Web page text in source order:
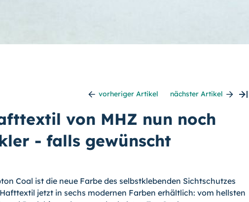
vorheriger Artikel nächster Artikel
von MHZ nun noch
- falls gewünscht
Coal ist die neue Farbe des selbstklebenden Sichtschutzes
jetzt in sechs modernen Farben erhältlich: vom hellsten